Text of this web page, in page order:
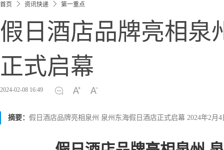
首页 资讯快递 第一重点
假日酒店品牌亮相泉
正式启幕
2024-02-08 16:49
摘要： 假日酒店品牌亮相泉州 泉州东海假日酒店正式启幕 2024年2月